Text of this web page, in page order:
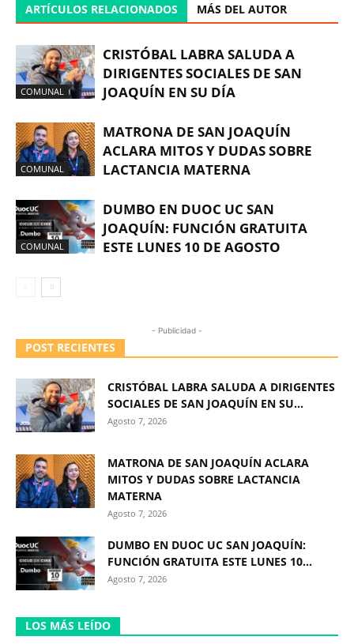
ARTÍCULOS RELACIONADOS MÁS DEL AUTOR
COMUNAL
CRISTÓBAL LABRA SALUDA A
DIRIGENTES SOCIALES DE SAN
JOAQUÍN EN SU DÍA
COMUNAL
MATRONA DE SAN JOAQUÍN
ACLARA MITOS Y DUDAS SOBRE
LACTANCIA MATERNA
COMUNAL
DUMBO EN DUOC UC SAN
JOAQUÍN: FUNCIÓN GRATUITA
ESTE LUNES 10 DE AGOSTO
- Publicidad -
POST RECIENTES
CRISTÓBAL LABRA SALUDA A DIRIGENTES
SOCIALES DE SAN JOAQUÍN EN SU...
Agosto 7, 2026
MATRONA DE SAN JOAQUÍN ACLARA
MITOS Y DUDAS SOBRE LACTANCIA
MATERNA
Agosto 7, 2026
DUMBO EN DUOC UC SAN JOAQUÍN:
FUNCIÓN GRATUITA ESTE LUNES 10...
Agosto 7, 2026
LOS MÁS LEÍDO